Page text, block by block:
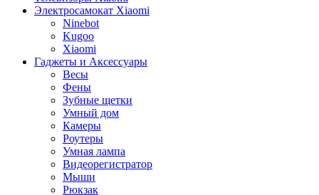
Электросамокат Xiaomi
Ninebot
Kugoo
Xiaomi
Гаджеты и Аксессуары
Весы
Фены
Зубные щетки
Умный дом
Камеры
Роутеры
Умная лампа
Видеорегистратор
Мыши
Рюкзак